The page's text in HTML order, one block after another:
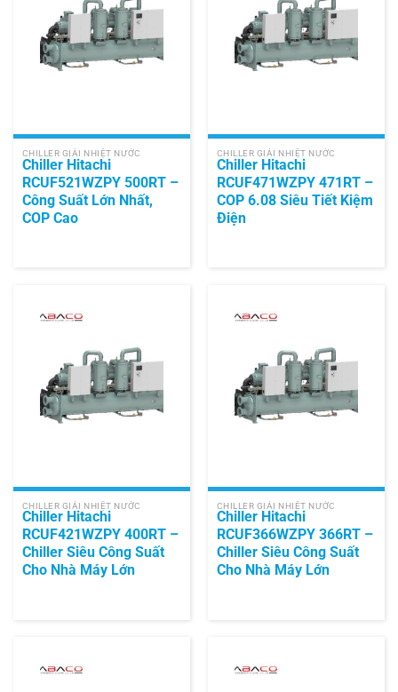
CHILLER GIẢI NHIỆT NƯỚC
Chiller Hitachi
RCUF521WZPY 500RT –
Công Suất Lớn Nhất,
COP Cao
CHILLER GIẢI NHIỆT NƯỚC
Chiller Hitachi
RCUF471WZPY 471RT –
COP 6.08 Siêu Tiết Kiệm
Điện
CHILLER GIẢI NHIỆT NƯỚC
Chiller Hitachi
RCUF421WZPY 400RT –
Chiller Siêu Công Suất
Cho Nhà Máy Lớn
CHILLER GIẢI NHIỆT NƯỚC
Chiller Hitachi
RCUF366WZPY 366RT –
Chiller Siêu Công Suất
Cho Nhà Máy Lớn